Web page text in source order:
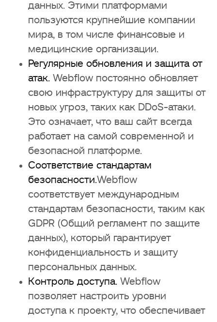
данных. Этими платформами
пользуются крупнейшие компании
мира, в том числе финансовые и
медицинские организации.
Регулярные обновления и защита от
атак. Webflow постоянно обновляет
свою инфраструктуру для защиты от
новых угроз, таких как DDoS-атаки.
Это означает, что ваш сайт всегда
работает на самой современной и
безопасной платформе.
Соответствие стандартам
безопасности.Webflow
соответствует международным
стандартам безопасности, таким как
GDPR (Общий регламент по защите
данных), который гарантирует
конфиденциальность и защиту
персональных данных.
Контроль доступа. Webflow
позволяет настроить уровни
доступа к проекту, что обеспечивает